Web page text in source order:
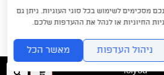
folyou ההזמנה
מסכימים לשימוש בכל סוגי העוגיות. ניתן גם
החיוניות או לנהל את ההעדפות שלכם.
ניהול העדפות מאשר הכל